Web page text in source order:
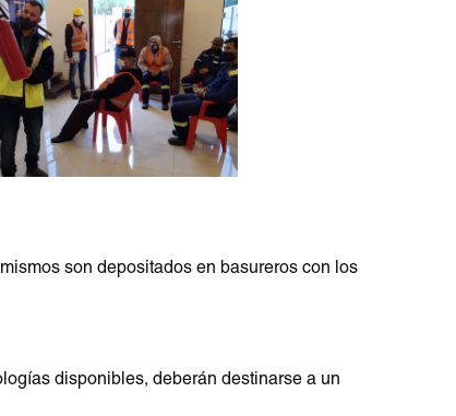
son depositados en basureros con los
disponibles, deberán destinarse a un